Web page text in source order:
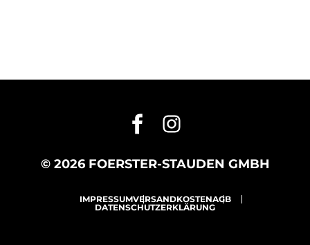
© 2026 FOERSTER-STAUDEN GMBH
IMPRESSUMVERSANDKOSTENAGB
DATENSCHUTZERKLÄRUNG